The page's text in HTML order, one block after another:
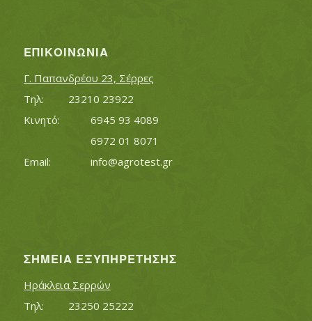
ΕΠΙΚΟΙΝΩΝΊΑ
Γ. Παπανδρέου 23, Σέρρες
Τηλ:		23210 23922
Κινητό:		6945 93 4089
			6972 01 8071
info@agrotest.gr
ΣΗΜΕΊΑ ΕΞΥΠΗΡΈΤΗΣΗΣ
Ηράκλεια Σερρών
Τηλ:		23250 25222